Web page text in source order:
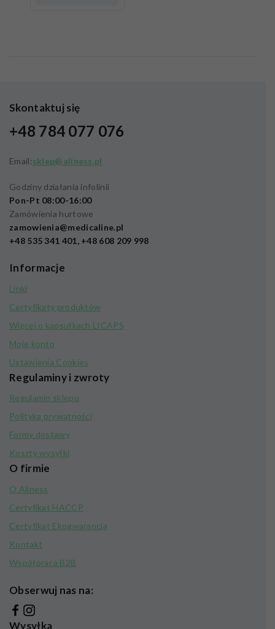
Skontaktuj się
+48 784 077 076
Email:sklep@aliness.pl
Godziny działania infolinii
Pon-Pt 08:00-16:00
Zamówienia hurtowe
zamowienia@medicaline.pl
+48 535 341 401, +48 608 209 998
Informacje
Linki
Certyfikaty produktów
Więcej o kapsułkach LICAPS
Moje konto
Ustawienia Cookies
Regulaminy i zwroty
Regulamin sklepu
Polityka prywatności
Formy dostawy
Koszty wysyłki
O firmie
O Aliness
Certyfikat HACCP
Certyfikat Ekogwarancja
Kontakt
Współpraca B2B
Obserwuj nas na:
Wysyłka